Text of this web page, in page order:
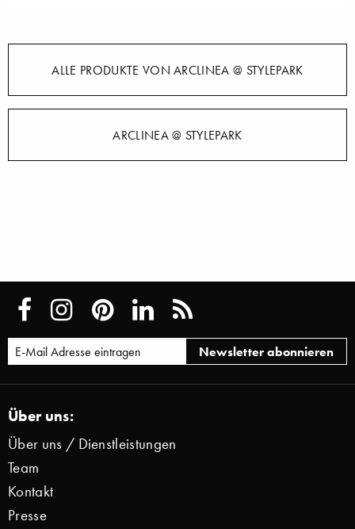
ALLE PRODUKTE VON ARCLINEA @ STYLEPARK
ARCLINEA @ STYLEPARK
Über uns:
Über uns / Dienstleistungen
Team
Kontakt
Presse